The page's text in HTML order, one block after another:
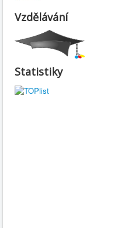
Vzdělávání
Statistiky